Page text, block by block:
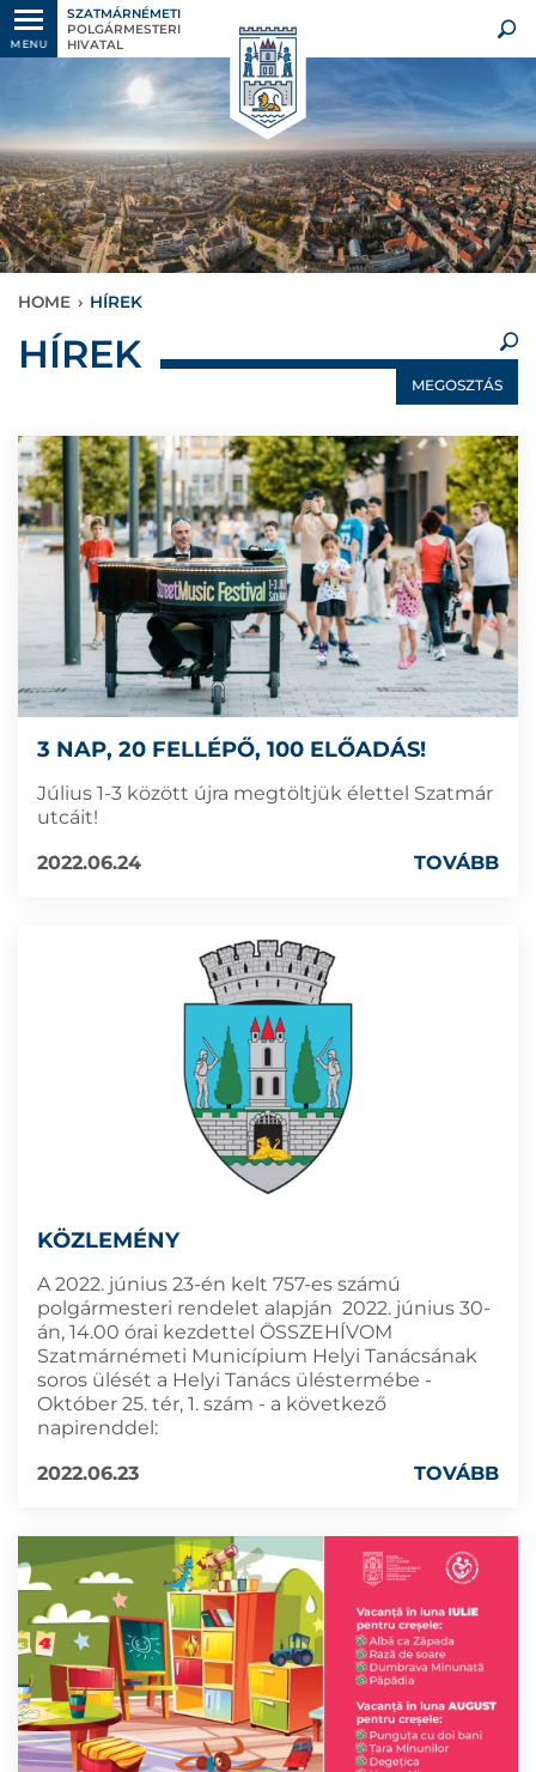
MENU
SZATMÁRNÉMETI
POLGÁRMESTERI
HIVATAL
HOME › HÍREK
×
HÍREK
MEGOSZTÁS
3 NAP, 20 FELLÉPŐ, 100 ELŐADÁS!
Július 1-3 között újra megtöltjük élettel Szatmár
utcáit!
2022.06.24
TOVÁBB
KÖZLEMÉNY
A 2022. június 23-én kelt 757-es számú
polgármesteri rendelet alapján 2022. június 30-
án, 14.00 órai kezdettel ÖSSZEHÍVOM
Szatmárnémeti Municípium Helyi Tanácsának
soros ülését a Helyi Tanács üléstermébe -
Október 25. tér, 1. szám - a következő
napirenddel:
2022.06.23
TOVÁBB